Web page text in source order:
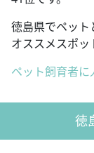
徳島県でペット
オススメスポッ
ペット飼育者
徳